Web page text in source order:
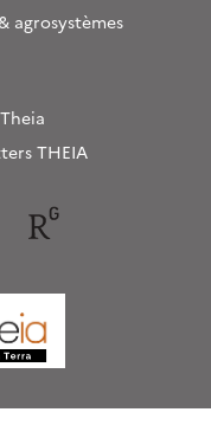
agrosystèmes
THEIA
Follow